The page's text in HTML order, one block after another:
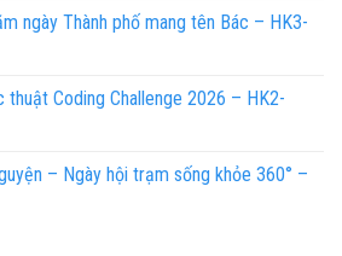
ngày Thành phố mang tên Bác – HK3-
Coding Challenge 2026 – HK2-
– Ngày hội trạm sống khỏe 360° –